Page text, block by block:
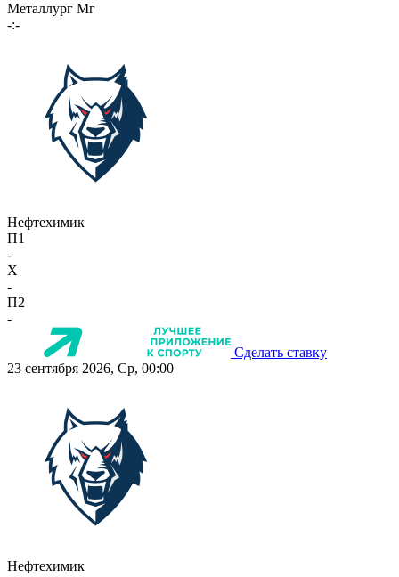
Металлург Мг
-:-
Нефтехимик
П1
-
X
-
П2
-
Сделать ставку
23 сентября 2026, Ср, 00:00
Нефтехимик